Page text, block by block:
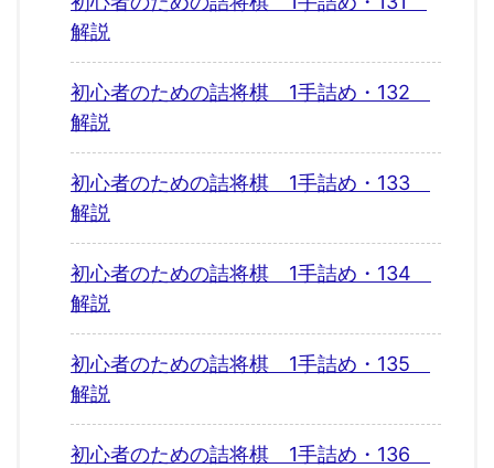
解説
初心者のための詰将棋 1手詰め・132
解説
初心者のための詰将棋 1手詰め・133
解説
初心者のための詰将棋 1手詰め・134
解説
初心者のための詰将棋 1手詰め・135
解説
初心者のための詰将棋 1手詰め・136